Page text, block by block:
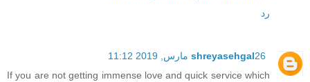
رد
shreyasehgal26 مارس, 2019 11:12
If you are not getting immense love and quick service which